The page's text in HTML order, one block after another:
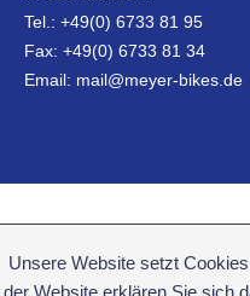
Tel.: +49(0) 6733 81 95
Fax: +49(0) 6733 81 34
Email: mail@meyer-bikes.de
Unsere Website setzt
der Website erklären Sie sich